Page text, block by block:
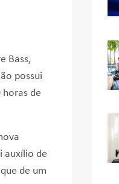
Bass,
possui
horas de
auxílio de
de um